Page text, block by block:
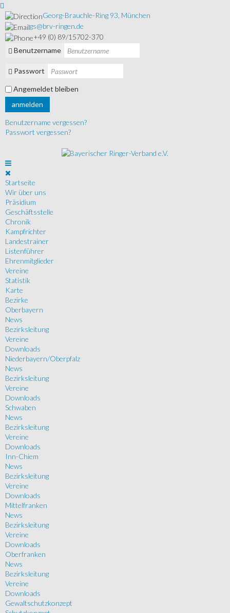
Georg-Brauchle-Ring 93, München
gs@brv-ringen.de
+49 (0) 89/15702-370
Benutzername
Passwort
Angemeldet bleiben
anmelden
Benutzername vergessen?
Passwort vergessen?
Startseite
Wir über uns
Präsidium
Geschäftsstelle
Chronik
Kampfrichter
Landestrainer
Listenführer
Ehrenmitglieder
Vereine
Statistik
Karte
Bezirke
Oberbayern
News
Bezirksleitung
Vereine
Downloads
Niederbayern/Oberpfalz
News
Bezirksleitung
Vereine
Downloads
Schwaben
News
Bezirksleitung
Vereine
Downloads
Inn-Chiem
News
Bezirksleitung
Vereine
Downloads
Mittelfranken
News
Bezirksleitung
Vereine
Downloads
Oberfranken
News
Bezirksleitung
Vereine
Downloads
Gewaltschutzkonzept